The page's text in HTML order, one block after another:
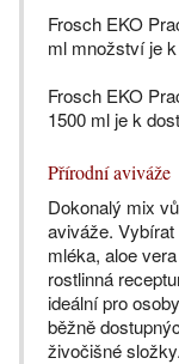
Frosch EKO
ml množství je
Frosch EKO
1500 ml je k
Přírodní aviváže
Dokonalý mix
aviváže.
mléka, aloe
rostlinná
ideální pro
běžně
živočišné složky.